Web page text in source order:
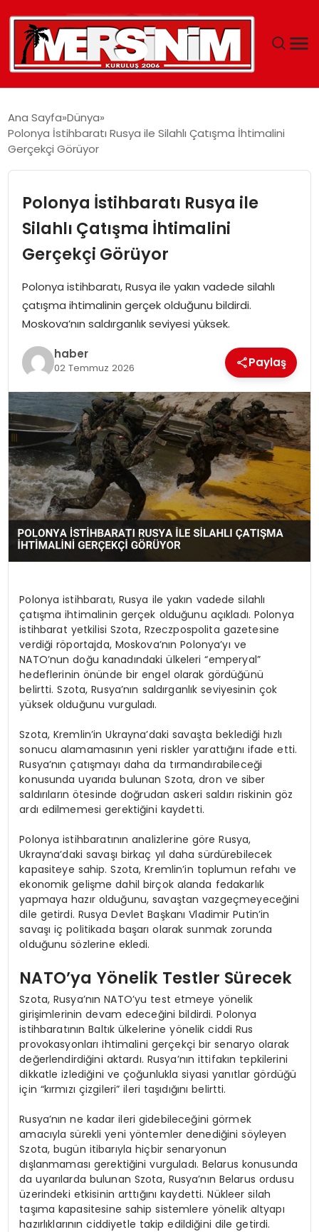
YAŞAM
EĞITIM
SPOR
EKONOMI
MAGAZIN
DÜNYA
OTOMOBIL
Ana Sayfa Dünya
Polonya İstihbaratı Rusya ile Silahlı Çatışma İhtimalini
Gerçekçi Görüyor
Polonya İstihbaratı Rusya ile
Silahlı Çatışma İhtimalini
Gerçekçi Görüyor
Polonya istihbaratı, Rusya ile yakın vadede silahlı
çatışma ihtimalinin gerçek olduğunu bildirdi.
Moskova’nın saldırganlık seviyesi yüksek.
haber
02 Temmuz 2026 Paylaş
Polonya istihbaratı, Rusya ile yakın vadede silahlı
çatışma ihtimalinin gerçek olduğunu açıkladı. Polonya
istihbarat yetkilisi Szota, Rzeczpospolita gazetesine
verdiği röportajda, Moskova’nın Polonya’yı ve
NATO’nun doğu kanadındaki ülkeleri “emperyal”
hedeflerinin önünde bir engel olarak gördüğünü
belirtti. Szota, Rusya’nın saldırganlık seviyesinin çok
yüksek olduğunu vurguladı.
Szota, Kremlin’in Ukrayna’daki savaşta beklediği hızlı
sonucu alamamasının yeni riskler yarattığını ifade etti.
Rusya’nın çatışmayı daha da tırmandırabileceği
konusunda uyarıda bulunan Szota, dron ve siber
saldırıların ötesinde doğrudan askeri saldırı riskinin göz
ardı edilmemesi gerektiğini kaydetti.
Polonya istihbaratının analizlerine göre Rusya,
Ukrayna’daki savaşı birkaç yıl daha sürdürebilecek
kapasiteye sahip. Szota, Kremlin’in toplumun refahı ve
ekonomik gelişme dahil birçok alanda fedakarlık
yapmaya hazır olduğunu, savaştan vazgeçmeyeceğini
dile getirdi. Rusya Devlet Başkanı Vladimir Putin’in
savaşı iç politikada başarı olarak sunmak zorunda
olduğunu sözlerine ekledi.
NATO’ya Yönelik Testler Sürecek
Szota, Rusya’nın NATO’yu test etmeye yönelik
girişimlerinin devam edeceğini bildirdi. Polonya
istihbaratının Baltık ülkelerine yönelik ciddi Rus
provokasyonları ihtimalini gerçekçi bir senaryo olarak
değerlendirdiğini aktardı. Rusya’nın ittifakın tepkilerini
dikkatle izlediğini ve çoğunlukla siyasi yanıtlar gördüğü
için “kırmızı çizgileri” ileri taşıdığını belirtti.
Rusya’nın ne kadar ileri gidebileceğini görmek
amacıyla sürekli yeni yöntemler denediğini söyleyen
Szota, bugün itibarıyla hiçbir senaryonun
dışlanmaması gerektiğini vurguladı. Belarus konusunda
da uyarılarda bulunan Szota, Rusya’nın Belarus ordusu
üzerindeki etkisinin arttığını kaydetti. Nükleer silah
taşıma kapasitesine sahip sistemlere yönelik altyapı
hazırlıklarının ciddiyetle takip edildiğini dile getirdi.